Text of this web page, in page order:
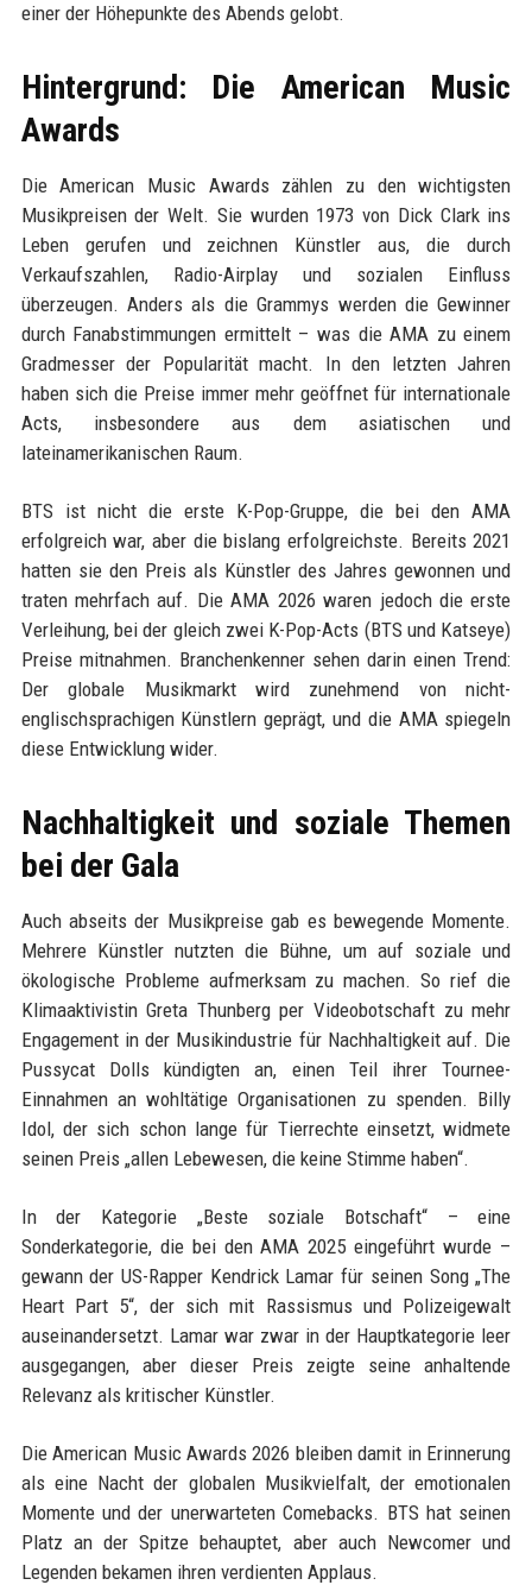
einer der Höhepunkte des Abends gelobt.
Hintergrund: Die American Music
Awards
Die American Music Awards zählen zu den wichtigsten
Musikpreisen der Welt. Sie wurden 1973 von Dick Clark ins
Leben gerufen und zeichnen Künstler aus, die durch
Verkaufszahlen, Radio-Airplay und sozialen Einfluss
überzeugen. Anders als die Grammys werden die Gewinner
durch Fanabstimmungen ermittelt – was die AMA zu einem
Gradmesser der Popularität macht. In den letzten Jahren
haben sich die Preise immer mehr geöffnet für internationale
Acts, insbesondere aus dem asiatischen und
lateinamerikanischen Raum.
BTS ist nicht die erste K-Pop-Gruppe, die bei den AMA
erfolgreich war, aber die bislang erfolgreichste. Bereits 2021
hatten sie den Preis als Künstler des Jahres gewonnen und
traten mehrfach auf. Die AMA 2026 waren jedoch die erste
Verleihung, bei der gleich zwei K-Pop-Acts (BTS und Katseye)
Preise mitnahmen. Branchenkenner sehen darin einen Trend:
Der globale Musikmarkt wird zunehmend von nicht-
englischsprachigen Künstlern geprägt, und die AMA spiegeln
diese Entwicklung wider.
Nachhaltigkeit und soziale Themen
bei der Gala
Auch abseits der Musikpreise gab es bewegende Momente.
Mehrere Künstler nutzten die Bühne, um auf soziale und
ökologische Probleme aufmerksam zu machen. So rief die
Klimaaktivistin Greta Thunberg per Videobotschaft zu mehr
Engagement in der Musikindustrie für Nachhaltigkeit auf. Die
Pussycat Dolls kündigten an, einen Teil ihrer Tournee-
Einnahmen an wohltätige Organisationen zu spenden. Billy
Idol, der sich schon lange für Tierrechte einsetzt, widmete
seinen Preis „allen Lebewesen, die keine Stimme haben“.
In der Kategorie „Beste soziale Botschaft“ – eine
Sonderkategorie, die bei den AMA 2025 eingeführt wurde –
gewann der US-Rapper Kendrick Lamar für seinen Song „The
Heart Part 5“, der sich mit Rassismus und Polizeigewalt
auseinandersetzt. Lamar war zwar in der Hauptkategorie leer
ausgegangen, aber dieser Preis zeigte seine anhaltende
Relevanz als kritischer Künstler.
Die American Music Awards 2026 bleiben damit in Erinnerung
als eine Nacht der globalen Musikvielfalt, der emotionalen
Momente und der unerwarteten Comebacks. BTS hat seinen
Platz an der Spitze behauptet, aber auch Newcomer und
Legenden bekamen ihren verdienten Applaus.